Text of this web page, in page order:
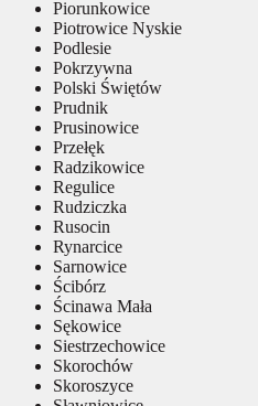
Piorunkowice
Piotrowice Nyskie
Podlesie
Pokrzywna
Polski Świętów
Prudnik
Prusinowice
Przełęk
Radzikowice
Regulice
Rudziczka
Rusocin
Rynarcice
Sarnowice
Ścibórz
Ścinawa Mała
Sękowice
Siestrzechowice
Skorochów
Skoroszyce